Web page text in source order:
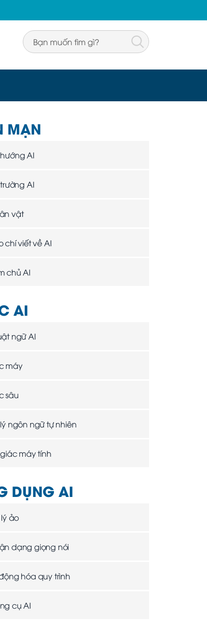
MẠN
AI
AI
vật
chí viết về AI
chủ AI
AI
ngữ AI
máy
sâu
ngôn ngữ tự nhiên
giác máy tính
DỤNG AI
lý ảo
dạng giọng nói
hóa quy trình
cụ AI